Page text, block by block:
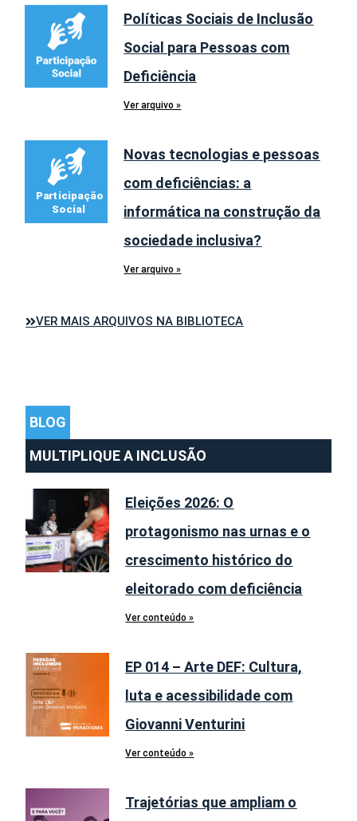
Políticas Sociais de Inclusão
Social para Pessoas com
Deficiência
Ver arquivo »
Novas tecnologias e pessoas
com deficiências: a
informática na construção da
sociedade inclusiva?
Ver arquivo »
VER MAIS ARQUIVOS NA BIBLIOTECA
BLOG
MULTIPLIQUE A INCLUSÃO
Eleições 2026: O
protagonismo nas urnas e o
crescimento histórico do
eleitorado com deficiência
Ver conteúdo »
EP 014 – Arte DEF: Cultura,
luta e acessibilidade com
Giovanni Venturini
Ver conteúdo »
Trajetórias que ampliam o